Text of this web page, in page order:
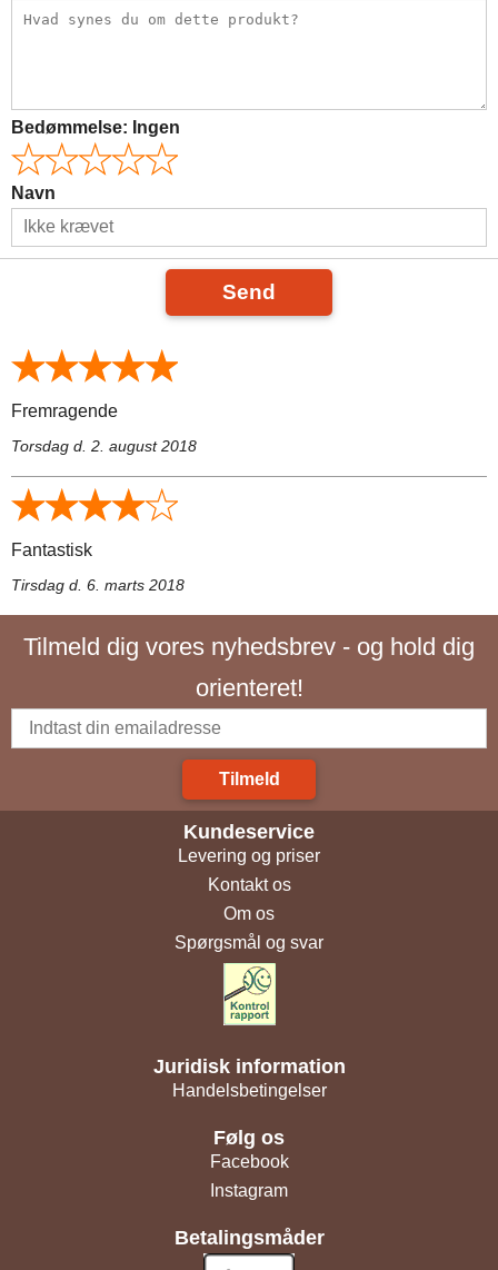
Bedømmelse: Ingen
Navn
Send
Fremragende
Torsdag d. 2. august 2018
Fantastisk
Tirsdag d. 6. marts 2018
Tilmeld dig vores nyhedsbrev - og hold dig
orienteret!
Tilmeld
Kundeservice
Levering og priser
Kontakt os
Om os
Spørgsmål og svar
Juridisk information
Handelsbetingelser
Følg os
Facebook
Instagram
Betalingsmåder